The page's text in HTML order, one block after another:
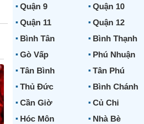
Quận 9
Quận 10
Quận 11
Quận 12
Bình Tân
Bình Thạnh
Gò Vấp
Phú Nhuận
Tân Bình
Tân Phú
Thủ Đức
Bình Chánh
Cần Giờ
Củ Chi
Hóc Môn
Nhà Bè